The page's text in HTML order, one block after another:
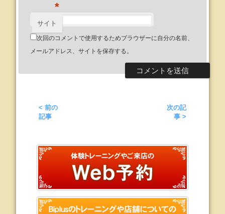
*
サイト
次回のコメントで使用するためブラウザーに自分の名前、
メールアドレス、サイトを保存する。
< 前の
記事
次の記
事 >